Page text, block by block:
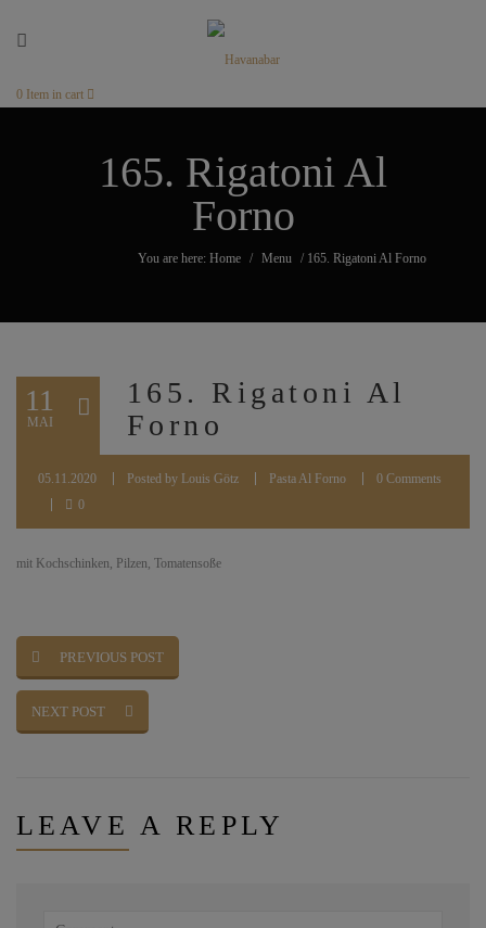
0 Item in cart
165. Rigatoni Al
Forno
You are here: Home / Menu / 165. Rigatoni Al Forno
11
MAI
165. Rigatoni Al
Forno
05.11.2020 Posted by Louis Götz Pasta Al Forno
0 Comments
0
mit Kochschinken, Pilzen, Tomatensoße
PREVIOUS POST
NEXT POST
LEAVE A REPLY